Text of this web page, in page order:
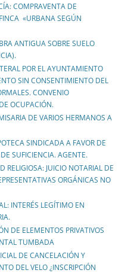
COMPRAVENTA DE
«URBANA SEGÚN
ANTIGUA SOBRE SUELO
POR EL AYUNTAMIENTO
SIN CONSENTIMIENTO DEL
CONVENIO
OCUPACIÓN.
DE VARIOS HERMANOS A
SINDICADA A FAVOR DE
SUFICIENCIA. AGENTE.
JUICIO NOTARIAL DE
ORGÁNICAS NO
INTERÉS LEGÍTIMO EN
DE ELEMENTOS PRIVATIVOS
TUMBADA
DE CANCELACIÓN Y
DEL VELO ¿INSCRIPCIÓN